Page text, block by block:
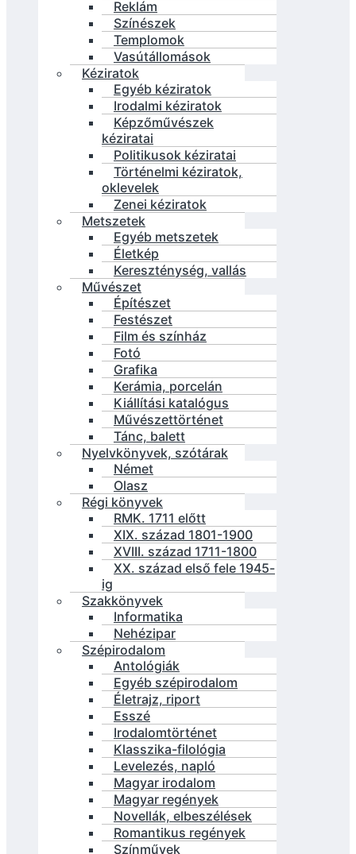
Reklám
Színészek
Templomok
Vasútállomások
Kéziratok
Egyéb kéziratok
Irodalmi kéziratok
Képzőművészek
kéziratai
Politikusok kéziratai
Történelmi kéziratok,
oklevelek
Zenei kéziratok
Metszetek
Egyéb metszetek
Életkép
Kereszténység, vallás
Művészet
Építészet
Festészet
Film és színház
Fotó
Grafika
Kerámia, porcelán
Kiállítási katalógus
Művészettörténet
Tánc, balett
Nyelvkönyvek, szótárak
Német
Olasz
Régi könyvek
RMK. 1711 előtt
XIX. század 1801-1900
XVIII. század 1711-1800
XX. század első fele 1945-
ig
Szakkönyvek
Informatika
Nehézipar
Szépirodalom
Antológiák
Egyéb szépirodalom
Életrajz, riport
Esszé
Irodalomtörténet
Klasszika-filológia
Levelezés, napló
Magyar irodalom
Magyar regények
Novellák, elbeszélések
Romantikus regények
Színművek